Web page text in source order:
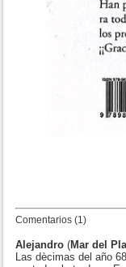
Comentarios (1)
Alejandro (Mar del
Las dècimas del año